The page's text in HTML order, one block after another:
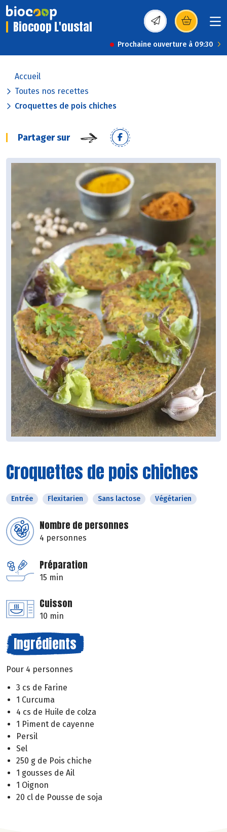
Biocoop L'oustal (s’ouvre dans une
Prochaine ouverture à 09:30
Accueil
Toutes nos recettes
Croquettes de pois chiches
Partager sur
Croquettes de pois chiches
Entrée Flexitarien Sans lactose Végétarien
Nombre de personnes
4 personnes
Préparation
15 min
Cuisson
10 min
Ingrédients
Pour 4 personnes
3 cs de Farine
1 Curcuma
4 cs de Huile de colza
1 Piment de cayenne
Persil
Sel
250 g de Pois chiche
1 gousses de Ail
1 Oignon
20 cl de Pousse de soja